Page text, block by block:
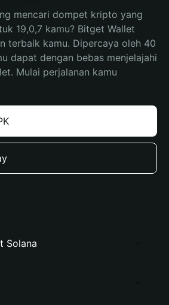
mencari dompet kripto yang
19,0,7 kamu? Bitget Wallet
terbaik kamu. Dipercaya oleh 40
dapat dengan bebas menjelajahi
Mulai perjalanan kamu
Solana